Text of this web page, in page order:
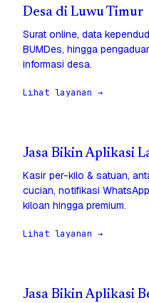
Desa di Luwu Timur
Surat online, data
BUMDes, hingga
informasi desa.
Lihat layanan →
Jasa Bikin Aplikasi
Kasir per-kilo & satuan,
cucian, notifikasi
kiloan hingga premium.
Lihat layanan →
Jasa Bikin Aplikasi